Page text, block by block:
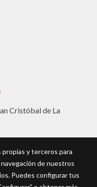
Cristóbal de La
propias y terceros para
de nuestros
Puedes configurar tus